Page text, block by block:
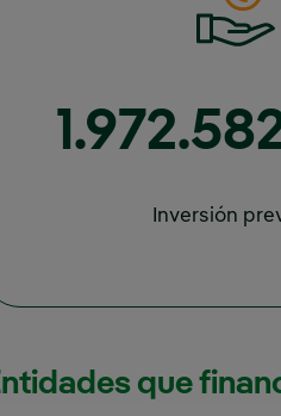
Inversión
que